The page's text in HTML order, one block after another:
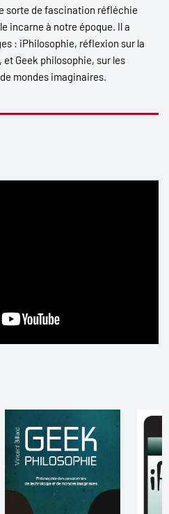
sorte de fascination réfléchie
incarne à notre époque. Il a
: iPhilosophie, réflexion sur la
et Geek philosophie, sur les
mondes imaginaires.